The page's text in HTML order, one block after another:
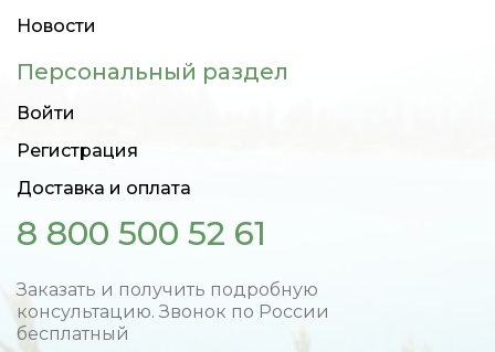
Новости
Персональный раздел
Войти
Регистрация
Доставка и оплата
8 800 500 52 61
Заказать и получить подробную
консультацию. Звонок по России
бесплатный